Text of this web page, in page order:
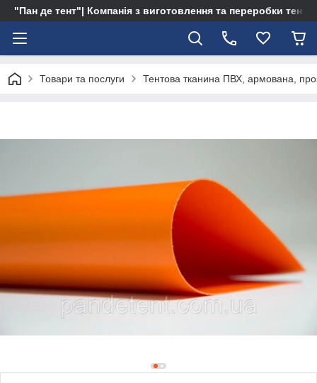
"Пан де тент"| Компанія з виготовлення та переробки тентів
Товари та послуги Тентова тканина ПВХ, армована,